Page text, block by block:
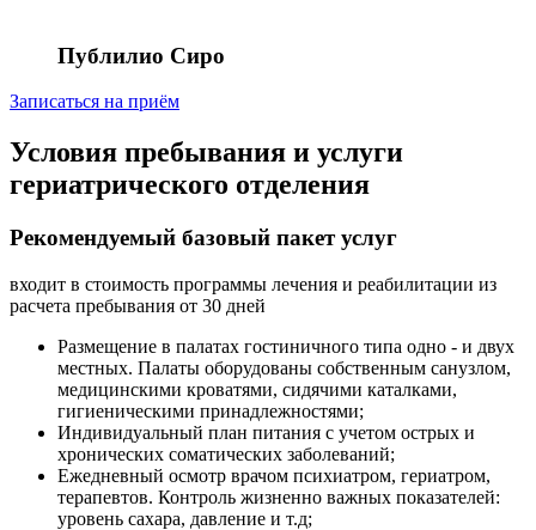
Публилио Сиро
Записаться на приём
Условия пребывания и услуги
гериатрического отделения
Рекомендуемый базовый пакет услуг
входит в стоимость программы лечения и реабилитации из
расчета пребывания от 30 дней
Размещение в палатах гостиничного типа одно - и двух
местных. Палаты оборудованы собственным санузлом,
медицинскими кроватями, сидячими каталками,
гигиеническими принадлежностями;
Индивидуальный план питания с учетом острых и
хронических соматических заболеваний;
Ежедневный осмотр врачом психиатром, гериатром,
терапевтов. Контроль жизненно важных показателей:
уровень сахара, давление и т.д;